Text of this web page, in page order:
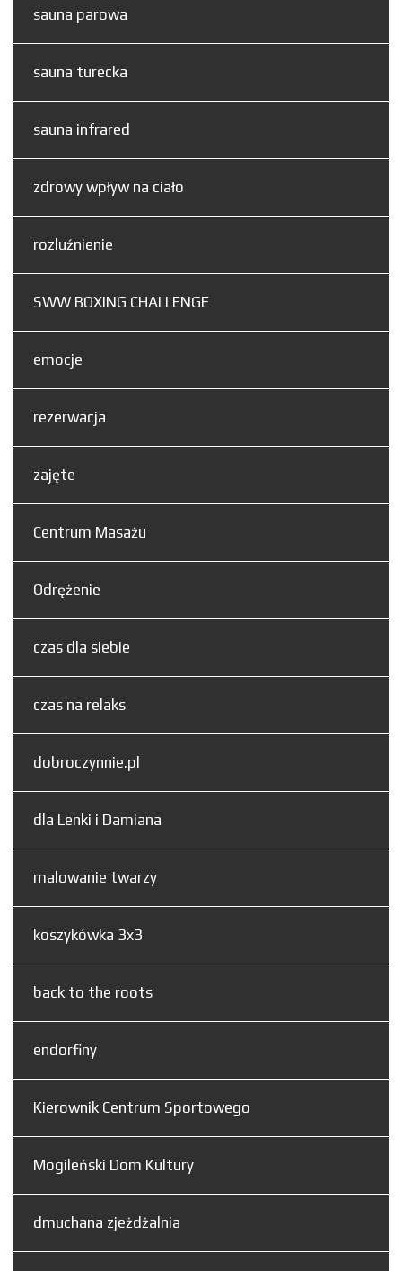
sauna parowa
sauna turecka
sauna infrared
zdrowy wpływ na ciało
rozluźnienie
SWW BOXING CHALLENGE
emocje
rezerwacja
zajęte
Centrum Masażu
Odrężenie
czas dla siebie
czas na relaks
dobroczynnie.pl
dla Lenki i Damiana
malowanie twarzy
koszykówka 3x3
back to the roots
endorfiny
Kierownik Centrum Sportowego
Mogileński Dom Kultury
dmuchana zjeżdżalnia